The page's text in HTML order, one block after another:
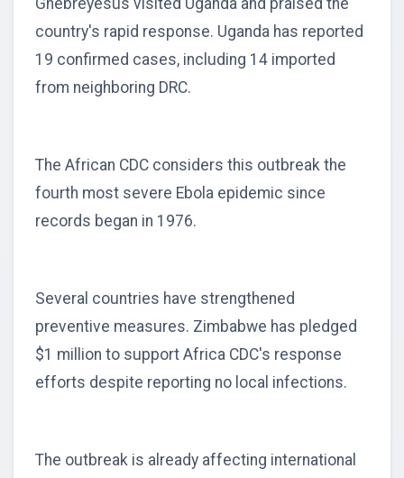
Ghebreyesus visited Uganda and praised the
country's rapid response. Uganda has reported
19 confirmed cases, including 14 imported
from neighboring DRC.
The African CDC considers this outbreak the
fourth most severe Ebola epidemic since
records began in 1976.
Several countries have strengthened
preventive measures. Zimbabwe has pledged
$1 million to support Africa CDC's response
efforts despite reporting no local infections.
The outbreak is already affecting international